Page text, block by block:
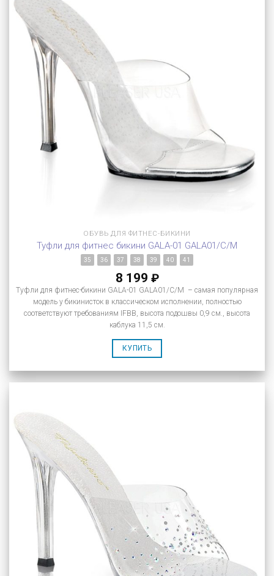
ОБУВЬ ДЛЯ ФИТНЕС-БИКИНИ
Туфли для фитнес бикини GALA-01 GALA01/C/M
35 36 37 38 39 40 41
8 199 ₽
Туфли для фитнес-бикини GALA-01 GALA01/C/M – самая популярная
модель у бикинисток в классическом исполнении, полностью
соответствуют требованиям IFBB, высота подошвы 0,9 см., высота
каблука 11,5 см.
КУПИТЬ